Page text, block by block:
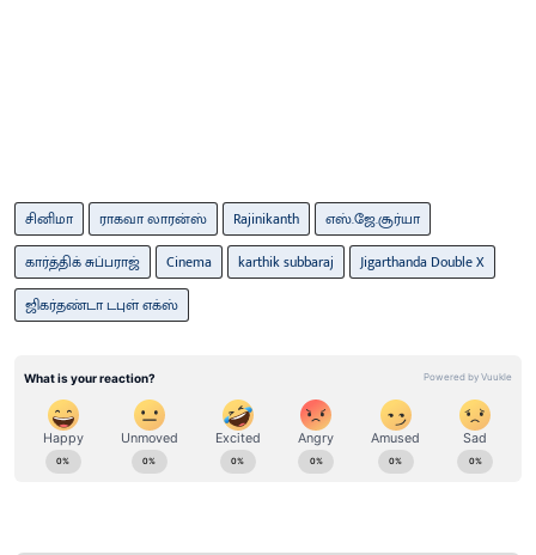
சினிமா ராகவா லாரன்ஸ் Rajinikanth
எஸ்.ஜே.சூர்யா
கார்த்திக் சுப்பராஜ்
Cinema karthik subbaraj
Jigarthanda Double X
ஜிகர்தண்டா டபுள் எக்ஸ்